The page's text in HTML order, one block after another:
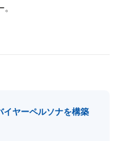
ヤーペルソナを構築